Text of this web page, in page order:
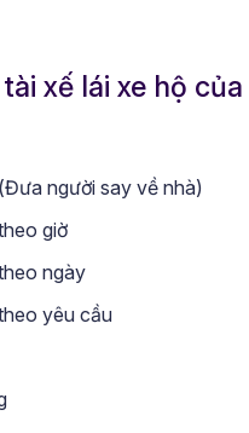
xế lái xe hộ
người say về nhà)
giờ
ngày
yêu cầu